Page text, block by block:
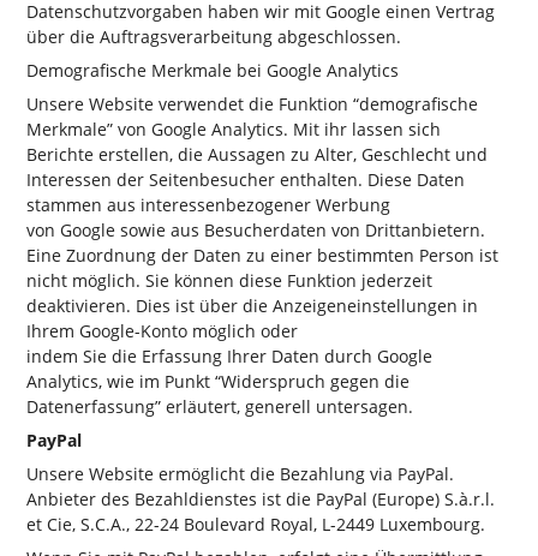
Datenschutzvorgaben haben wir mit Google einen Vertrag
über die Auftragsverarbeitung abgeschlossen.
Demografische Merkmale bei Google Analytics
Unsere Website verwendet die Funktion “demografische
Merkmale” von Google Analytics. Mit ihr lassen sich
Berichte erstellen, die Aussagen zu Alter, Geschlecht und
Interessen der Seitenbesucher enthalten. Diese Daten
stammen aus interessenbezogener Werbung
von Google sowie aus Besucherdaten von Drittanbietern.
Eine Zuordnung der Daten zu einer bestimmten Person ist
nicht möglich. Sie können diese Funktion jederzeit
deaktivieren. Dies ist über die Anzeigeneinstellungen in
Ihrem Google-Konto möglich oder
indem Sie die Erfassung Ihrer Daten durch Google
Analytics, wie im Punkt “Widerspruch gegen die
Datenerfassung” erläutert, generell untersagen.
PayPal
Unsere Website ermöglicht die Bezahlung via PayPal.
Anbieter des Bezahldienstes ist die PayPal (Europe) S.à.r.l.
et Cie, S.C.A., 22-24 Boulevard Royal, L-2449 Luxembourg.